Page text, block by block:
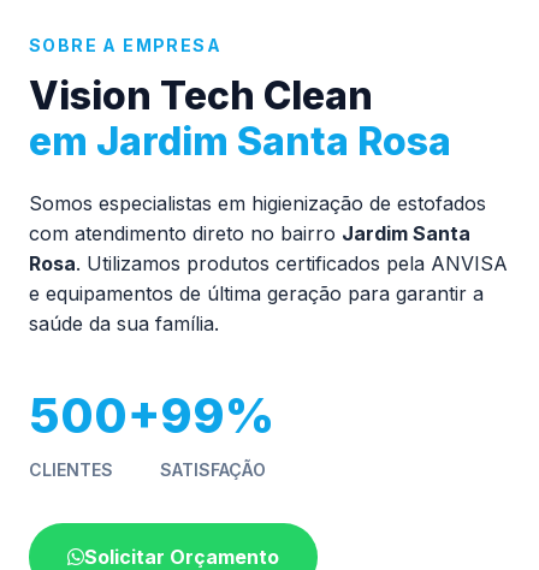
SOBRE A EMPRESA
Vision Tech Clean
em Jardim Santa Rosa
Somos especialistas em higienização de estofados
com atendimento direto no bairro Jardim Santa
Rosa. Utilizamos produtos certificados pela ANVISA
e equipamentos de última geração para garantir a
saúde da sua família.
500+
CLIENTES
99%
SATISFAÇÃO
Solicitar Orçamento